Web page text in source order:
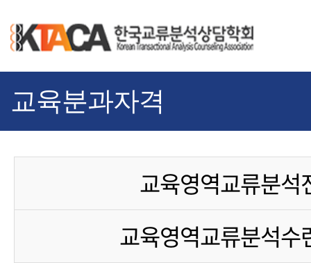
교육분과자격
교육영역교류분석
교육영역교류분석수